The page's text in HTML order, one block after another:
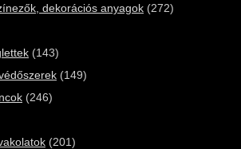
dekorációs anyagok (272)
(143)
(149)
(246)
(201)